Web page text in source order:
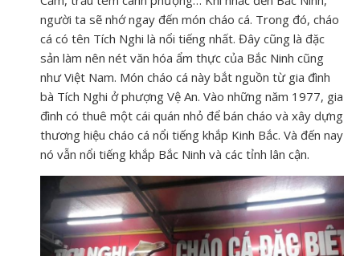
người ta sẽ nhớ ngay đến món cháo cá. Trong đó, cháo
cá có tên Tích Nghi là nổi tiếng nhất. Đây cũng là đặc
sản làm nên nét văn hóa ẩm thực của Bắc Ninh cũng
như Việt Nam. Món cháo cá này bắt nguồn từ gia đình
bà Tích Nghi ở phượng Vệ An. Vào những năm 1977, gia
đình có thuê một cái quán nhỏ để bán cháo và xây dựng
thương hiệu cháo cá nổi tiếng khắp Kinh Bắc. Và đến nay
nó vẫn nổi tiếng khắp Bắc Ninh và các tỉnh lân cận.